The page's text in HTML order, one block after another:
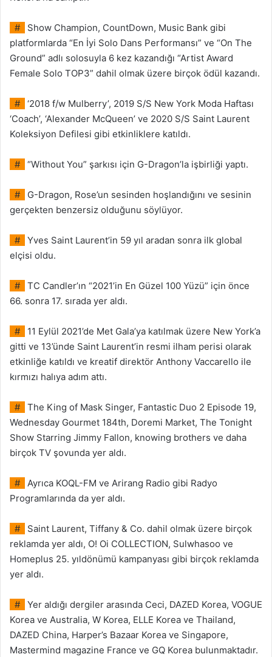
#
Show Champion, CountDown, Music Bank gibi
platformlarda “En İyi Solo Dans Performansı” ve “On The
Ground” adlı solosuyla 6 kez kazandığı “Artist Award
Female Solo TOP3” dahil olmak üzere birçok ödül kazandı.
#
‘2018 f/w Mulberry’, 2019 S/S New York Moda Haftası
‘Coach’, ‘Alexander McQueen’ ve 2020 S/S Saint Laurent
Koleksiyon Defilesi gibi etkinliklere katıldı.
# “Without You” şarkısı için G-Dragon’la işbirliği yaptı.
#
G-Dragon, Rose’un sesinden hoşlandığını ve sesinin
gerçekten benzersiz olduğunu söylüyor.
#
Yves Saint Laurent’in 59 yıl aradan sonra ilk global
elçisi oldu.
#
TC Candler’ın “2021’in En Güzel 100 Yüzü” için önce
66. sonra 17. sırada yer aldı.
#
11 Eylül 2021’de Met Gala’ya katılmak üzere New York’a
gitti ve 13’ünde Saint Laurent’in resmi ilham perisi olarak
etkinliğe katıldı ve kreatif direktör Anthony Vaccarello ile
kırmızı halıya adım attı.
#
The King of Mask Singer, Fantastic Duo 2 Episode 19,
Wednesday Gourmet 184th, Doremi Market, The Tonight
Show Starring Jimmy Fallon, knowing brothers ve daha
birçok TV şovunda yer aldı.
#
Ayrıca KOQL-FM ve Arirang Radio gibi Radyo
Programlarında da yer aldı.
#
Saint Laurent, Tiffany & Co. dahil olmak üzere birçok
reklamda yer aldı, O! Oi COLLECTION, Sulwhasoo ve
Homeplus 25. yıldönümü kampanyası gibi birçok reklamda
yer aldı.
#
Yer aldığı dergiler arasında Ceci, DAZED Korea, VOGUE
Korea ve Australia, W Korea, ELLE Korea ve Thailand,
DAZED China, Harper’s Bazaar Korea ve Singapore,
Mastermind magazine France ve GQ Korea bulunmaktadır.